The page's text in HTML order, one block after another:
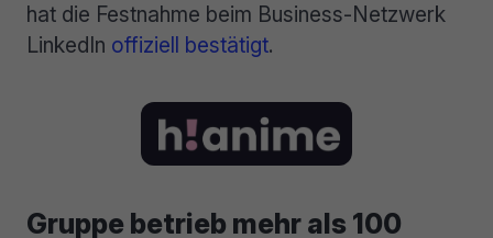
hat die Festnahme beim Business-Netzwerk
LinkedIn offiziell bestätigt.
Gruppe betrieb mehr als 100